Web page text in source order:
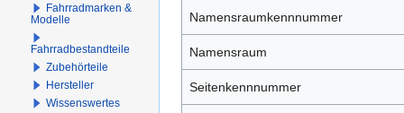
Namensraumkennnummer
Namensraum
Seitenkennnummer
Fahrradmarken &
Modelle
Fahrradbestandteile
Zubehörteile
Hersteller
Wissenswertes